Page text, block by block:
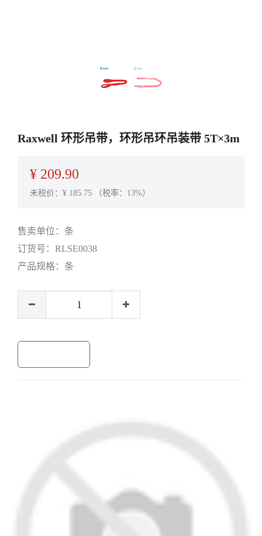
Raxwell 环形吊带，环形吊环吊装带 5T×3m
¥ 209.90
未税价：¥ 185.75 （税率：13%）
售卖单位： 条
订货号： RLSE0038
产品规格： 条